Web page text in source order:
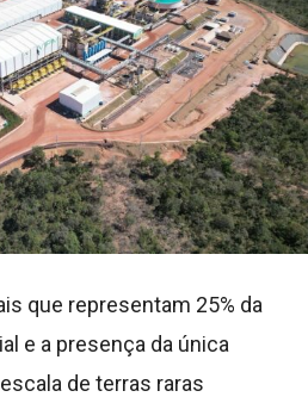
que representam 25% da
e a presença da única
de terras raras